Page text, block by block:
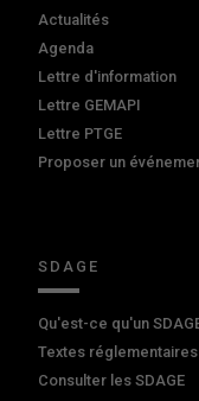
Actualités
Agenda
Lettre d'information
Lettre GEMAPI
Lettre PTGE
Proposer un
SDAGE
Qu'est-ce qu'un
Textes
Consulter les SDAGE